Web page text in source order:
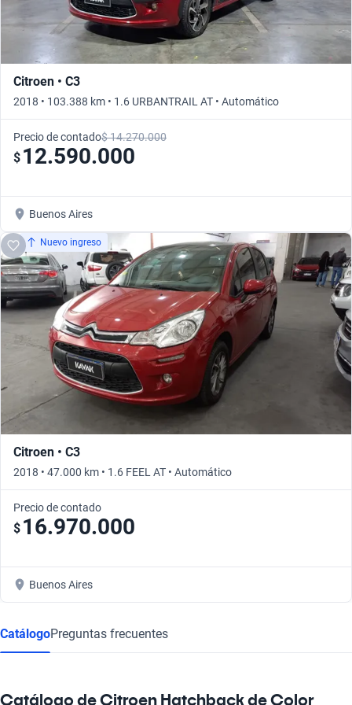
Citroen • C3
2018 • 103.388 km • 1.6 URBANTRAIL AT • Automático
Precio de contado$ 14.270.000
$ 12.590.000
Buenos Aires
Nuevo ingreso
Citroen • C3
2018 • 47.000 km • 1.6 FEEL AT • Automático
Precio de contado
$ 16.970.000
Buenos Aires
CatálogoPreguntas frecuentes
Catálogo de Citroen Hatchback de Color